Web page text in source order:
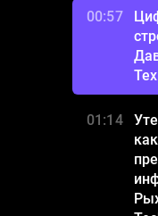
00:57
01:14YES